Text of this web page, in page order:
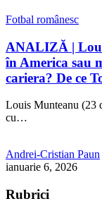
Fotbal românesc
ANALIZĂ |
în America sau
cariera? De ce
Louis Munteanu (23
cu…
Andrei-Cristian Paun
ianuarie 6, 2026
Rubrici